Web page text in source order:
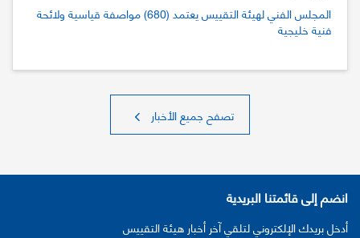
المجلس الفني لهيئة التقييس يعتمد (680) مواصفة قياسية ولائحة
فنية خليجية
تصفح جميع الأخبار
انضم إلى قائمتنا البريدية
أدخل بريدك الإلكتروني لتلقي آخر أخبار هيئة التقييس